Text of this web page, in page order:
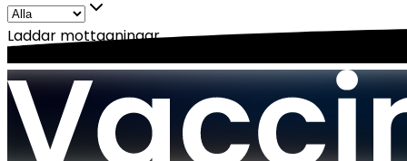
Laddar mottagningar...